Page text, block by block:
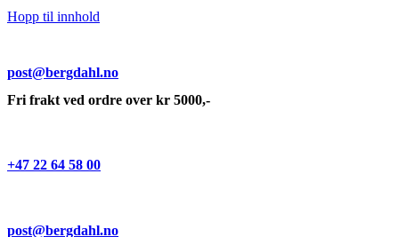
Hopp til innhold
post@bergdahl.no
Fri frakt ved ordre over kr 5000,-
+47 22 64 58 00
post@bergdahl.no